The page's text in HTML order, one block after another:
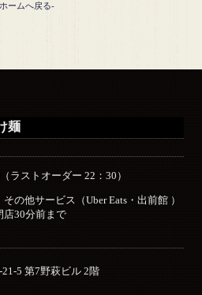
ームへ戻る-
麺
ラストオーダー 22：30）
の他サービス（Uber Eats・出前館 ）
店30分前まで
5 第7野萩ビル 2階